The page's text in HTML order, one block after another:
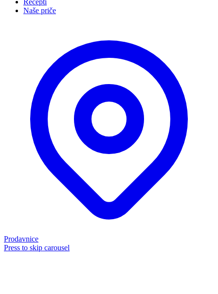
Recepti
Naše priče
Prodavnice
Press to skip carousel